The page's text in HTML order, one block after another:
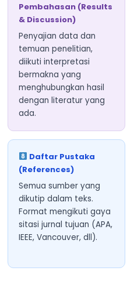
Pembahasan (Results
& Discussion)
Penyajian data dan
temuan penelitian,
diikuti interpretasi
bermakna yang
menghubungkan hasil
dengan literatur yang
ada.
Daftar Pustaka
(References)
Semua sumber yang
dikutip dalam teks.
Format mengikuti gaya
sitasi jurnal tujuan (APA,
IEEE, Vancouver, dll).